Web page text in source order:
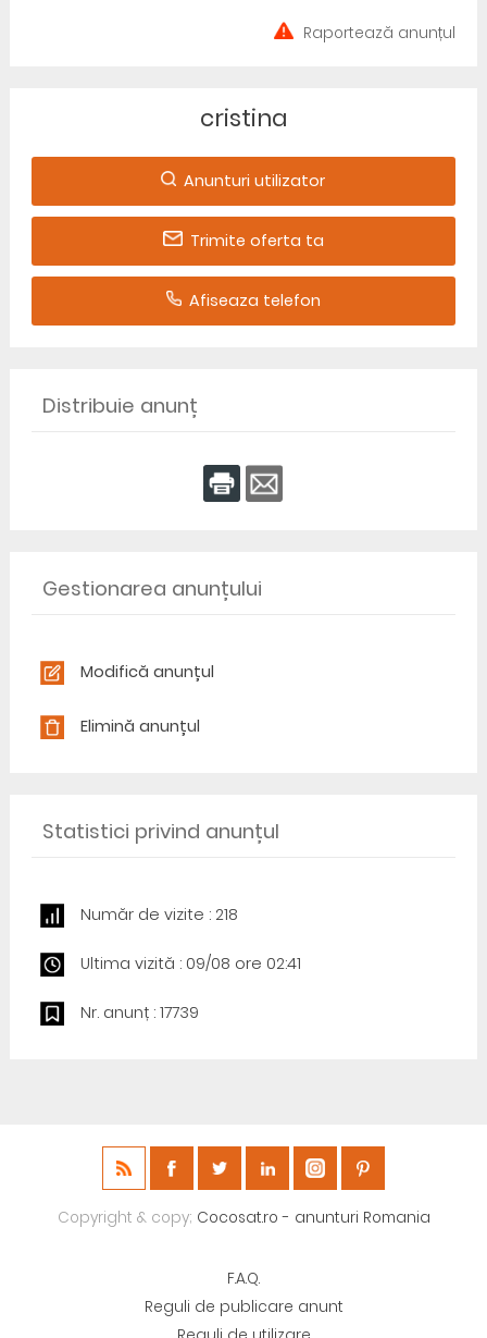
Raportează anunțul
cristina
Anunturi utilizator
Trimite oferta ta
Afiseaza telefon
Distribuie anunț
Gestionarea anunțului
Modifică anunțul
Elimină anunțul
Statistici privind anunțul
Număr de vizite : 218
Ultima vizită : 09/08 ore 02:41
Nr. anunț : 17739
Copyright & copy; Cocosat.ro - anunturi Romania
F.A.Q.
Reguli de publicare anunt